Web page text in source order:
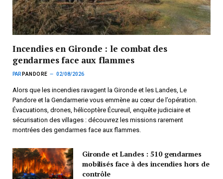
Incendies en Gironde : le combat des
gendarmes face aux flammes
PAR PANDORE 02/08/2026
Alors que les incendies ravagent la Gironde et les Landes, Le
Pandore et la Gendarmerie vous emmène au cœur de l’opération.
Évacuations, drones, hélicoptère Écureuil, enquête judiciaire et
sécurisation des villages : découvrez les missions rarement
montrées des gendarmes face aux flammes.
Gironde et Landes : 510 gendarmes
mobilisés face à des incendies hors de
contrôle